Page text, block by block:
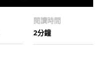
閱讀時間
2分鐘